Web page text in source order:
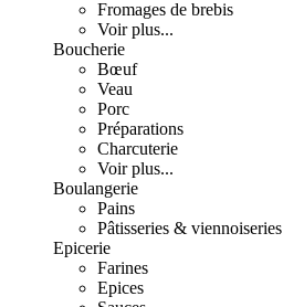
Fromages de brebis
Voir plus...
Boucherie
Bœuf
Veau
Porc
Préparations
Charcuterie
Voir plus...
Boulangerie
Pains
Pâtisseries & viennoiseries
Epicerie
Farines
Epices